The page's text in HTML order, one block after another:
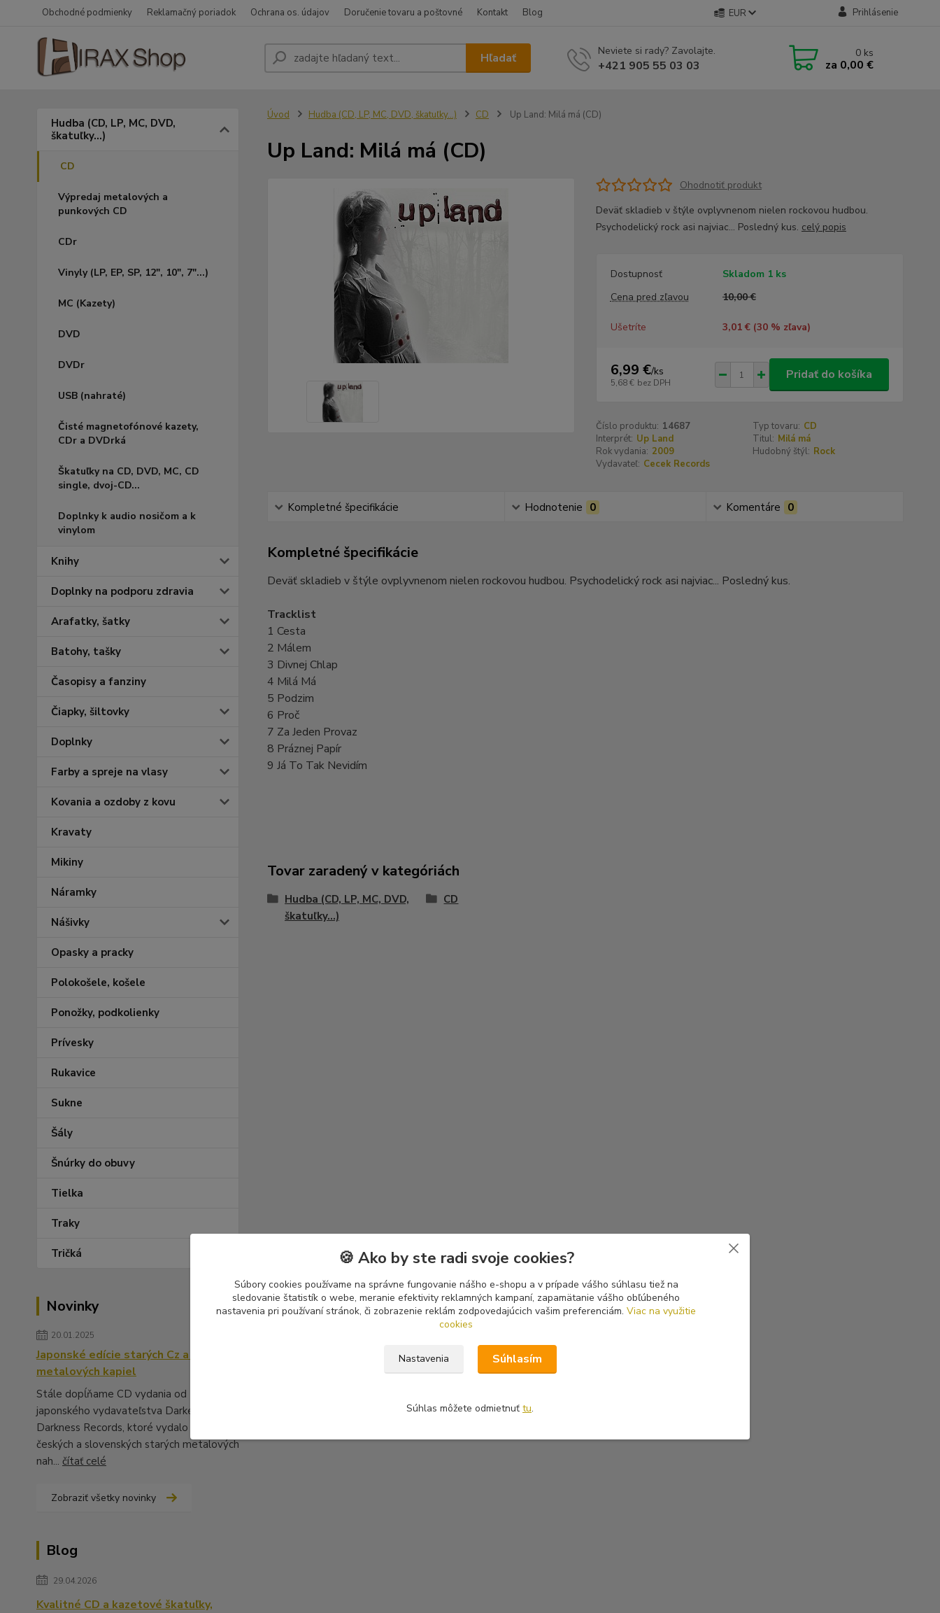
Obchodné podmienky Reklamačný poriadok Ochrana os. údajov Doručenie tovaru a poštovné Kontakt Blog EUR Prihlásenie
Hľadať Neviete si rady? Zavolajte.
+421 905 55 03 03
0 ks
za 0,00 €
Hudba (CD, LP, MC, DVD,
škatuľky...)
CD
Výpredaj metalových a
punkových CD
CDr
Vinyly (LP, EP, SP, 12", 10", 7"...)
MC (Kazety)
DVD
DVDr
USB (nahraté)
Čisté magnetofónové kazety,
CDr a DVDrká
Škatuľky na CD, DVD, MC, CD
single, dvoj-CD...
Doplnky k audio nosičom a k
vinylom
Knihy
Doplnky na podporu zdravia
Arafatky, šatky
Batohy, tašky
Časopisy a fanziny
Čiapky, šiltovky
Doplnky
Farby a spreje na vlasy
Kovania a ozdoby z kovu
Kravaty
Mikiny
Náramky
Nášivky
Opasky a pracky
Polokošele, košele
Ponožky, podkolienky
Prívesky
Rukavice
Sukne
Šály
Šnúrky do obuvy
Tielka
Traky
Tričká
Novinky
20.01.2025
Japonské edície starých Cz a Sk
metalových kapiel
Stále dopĺňame CD vydania od
japonského vydavateľstva Darker Than
Darkness Records, ktoré vydalo množstvo
českých a slovenských starých metalových
nah... čítať celé
Zobraziť všetky novinky
Blog
29.04.2026
Kvalitné CD a kazetové škatuľky,
Úvod Hudba (CD, LP, MC, DVD, škatuľky...) CD Up Land: Milá má (CD)
Up Land: Milá má (CD)
Ohodnotiť produkt
Deväť skladieb v štýle ovplyvnenom nielen rockovou hudbou.
Psychodelický rock asi najviac... Posledný kus. celý popis
Dostupnosť
Skladom 1 ks
Cena pred zľavou
10,00 €
Ušetríte 3,01 € (30% zľava)
6,99 €/ks
5,68 € bez DPH
Pridať do košíka
Číslo produktu: 14687 Typ tovaru: CD
Interprét: Up Land Titul: Milá má
Rok vydania: 2009 Hudobný štýl: Rock
Vydavateľ: Cecek Records
Kompletné špecifikácie Hodnotenie 0 Komentáre 0
Kompletné špecifikácie
Deväť skladieb v štýle ovplyvnenom nielen rockovou hudbou. Psychodelický rock asi najviac... Posledný kus.
Tracklist
1 Cesta
2 Málem
3 Divnej Chlap
4 Milá Má
5 Podzim
6 Proč
7 Za Jeden Provaz
8 Práznej Papír
9 Já To Tak Nevidím
Tovar zaradený v kategóriách
Hudba (CD, LP, MC, DVD,
škatuľky...)
CD
🍪 Ako by ste radi svoje cookies?
Súbory cookies používame na správne fungovanie nášho e-shopu a v prípade vášho súhlasu tiež na
sledovanie štatistík o webe, meranie efektivity reklamných kampaní, zapamätanie vášho obľúbeného
nastavenia pri používaní stránok, či zobrazenie reklám zodpovedajúcich vašim preferenciám. Viac na využitie
cookies
Nastavenia Súhlasím
Súhlas môžete odmietnuť tu.